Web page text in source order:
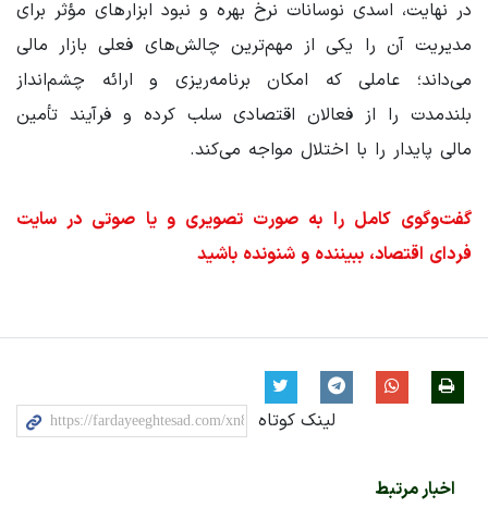
در نهایت، اسدی نوسانات نرخ بهره و نبود ابزارهای مؤثر برای
مدیریت آن را یکی از مهم‌ترین چالش‌های فعلی بازار مالی
می‌داند؛ عاملی که امکان برنامه‌ریزی و ارائه چشم‌انداز
بلندمدت را از فعالان اقتصادی سلب کرده و فرآیند تأمین
مالی پایدار را با اختلال مواجه می‌کند.
گفت‌وگوی کامل را به صورت تصویری و یا صوتی در سایت
فردای اقتصاد، ببیننده و شنونده باشید
لینک کوتاه
اخبار مرتبط